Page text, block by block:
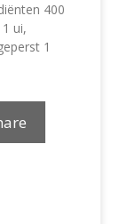
400
ui,
1